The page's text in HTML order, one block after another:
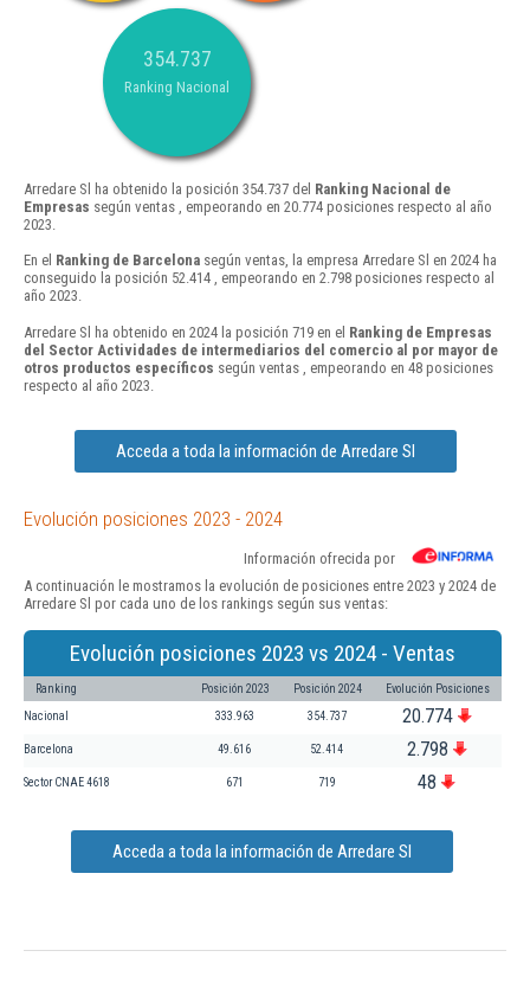
354.737
Ranking Nacional
Arredare Sl ha obtenido la posición 354.737 del Ranking Nacional de
Empresas según ventas , empeorando en 20.774 posiciones respecto al año
2023.
En el Ranking de Barcelona según ventas, la empresa Arredare Sl en 2024 ha
conseguido la posición 52.414 , empeorando en 2.798 posiciones respecto al
año 2023.
Arredare Sl ha obtenido en 2024 la posición 719 en el Ranking de Empresas
del Sector Actividades de intermediarios del comercio al por mayor de
otros productos específicos según ventas , empeorando en 48 posiciones
respecto al año 2023.
Acceda a toda la información de Arredare Sl
Evolución posiciones 2023 - 2024
Información ofrecida por
A continuación le mostramos la evolución de posiciones entre 2023 y 2024 de
Arredare Sl por cada uno de los rankings según sus ventas:
Evolución posiciones 2023 vs 2024 - Ventas
Ranking Posición 2023 Posición 2024 Evolución Posiciones
Nacional 333.963 354.737 20.774
Barcelona 49.616 52.414 2.798
Sector CNAE 4618 671 719 48
Acceda a toda la información de Arredare Sl